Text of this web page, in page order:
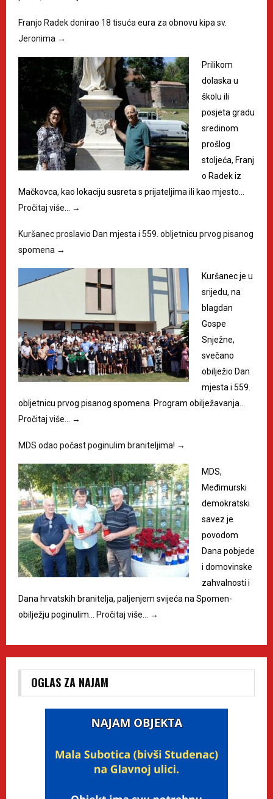
Franjo Radek donirao 18 tisuća eura za obnovu kipa sv.
Jeronima →
Prilikom
dolaska u
školu ili
posjeta gradu
sredinom
prošlog
stoljeća, Franj
o Radek iz
Mačkovca, kao lokaciju susreta s prijateljima ili kao mjesto…
Pročitaj više…
→
Kuršanec proslavio Dan mjesta i 559. obljetnicu prvog pisanog
spomena →
Kuršanec je u
srijedu, na
blagdan
Gospe
Snježne,
svečano
obilježio Dan
mjesta i 559.
obljetnicu prvog pisanog spomena. Program obilježavanja…
Pročitaj više…
→
MDS odao počast poginulim braniteljima! →
MDS,
Međimurski
demokratski
savez je
povodom
Dana pobjede
i domovinske
zahvalnosti i
Dana hrvatskih branitelja, paljenjem svijeća na Spomen-
obilježju poginulim… Pročitaj više… →
OGLAS ZA NAJAM